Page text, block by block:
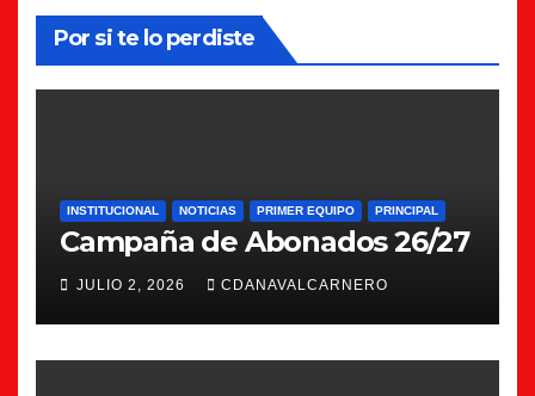
Por si te lo perdiste
INSTITUCIONAL NOTICIAS PRIMER EQUIPO PRINCIPAL
Campaña de Abonados 26/27
JULIO 2, 2026 CDANAVALCARNERO